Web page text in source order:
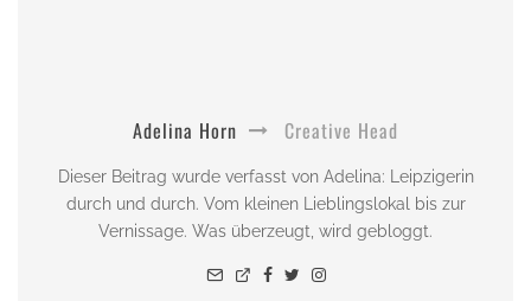
Adelina Horn Creative Head
Dieser Beitrag wurde verfasst von Adelina: Leipzigerin
durch und durch. Vom kleinen Lieblingslokal bis zur
Vernissage. Was überzeugt, wird gebloggt.